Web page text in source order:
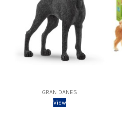
GRAN DANES
View